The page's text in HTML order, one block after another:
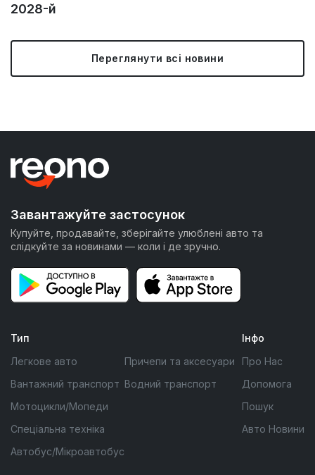
2028-й
Переглянути всі новини
Завантажуйте застосунок
Купуйте, продавайте, зберігайте улюблені авто та
слідкуйте за новинами — коли і де зручно.
Тип
Легкове авто
Вантажний транспорт
Мотоцикли/Мопеди
Спеціальна техніка
Автобус/Мікроавтобус
Причепи та аксесуари
Водний транспорт
Інфо
Про Нас
Допомога
Пошук
Авто Новини